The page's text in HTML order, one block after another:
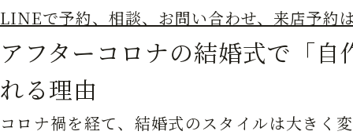
LINEで予約、相談、お問い合わせ、来店予約
アフターコロナの結婚式で「自
れる理由
コロナ禍を経て、結婚式のスタイルは大きく